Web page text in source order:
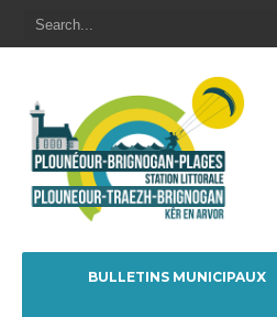
BULLETINS MUNICIPAUX